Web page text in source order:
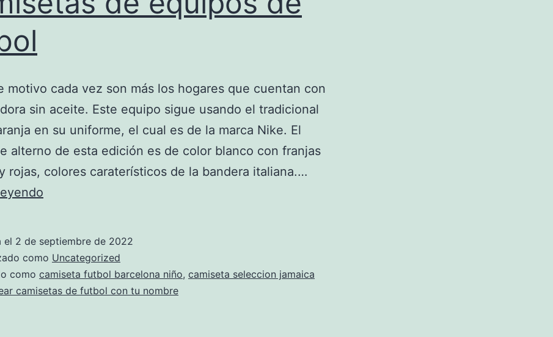
motivo cada vez son más los hogares que cuentan con
sin aceite. Este equipo sigue usando el tradicional
en su uniforme, el cual es de la marca Nike. El
alterno de esta edición es de color blanco con franjas
rojas, colores caraterísticos de la bandera italiana.…
camisetas
de
equipos
el 2 de septiembre de 2022
como Uncategorized
como camiseta futbol barcelona niño, camiseta seleccion jamaica
camisetas de futbol con tu nombre